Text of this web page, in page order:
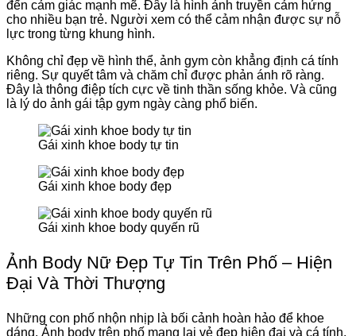
đến cảm giác mạnh mẽ. Đây là hình ảnh truyền cảm hứng
cho nhiều bạn trẻ. Người xem có thể cảm nhận được sự nỗ
lực trong từng khung hình.
Không chỉ đẹp về hình thể, ảnh gym còn khẳng định cá tính
riêng. Sự quyết tâm và chăm chỉ được phản ánh rõ ràng.
Đây là thông điệp tích cực về tinh thần sống khỏe. Và cũng
là lý do ảnh gái tập gym ngày càng phổ biến.
Gái xinh khoe body tự tin
Gái xinh khoe body đẹp
Gái xinh khoe body quyến rũ
Ảnh Body Nữ Đẹp Tự Tin Trên Phố – Hiện
Đại Và Thời Thượng
Những con phố nhộn nhịp là bối cảnh hoàn hảo để khoe
dáng. Ảnh body trên phố mang lại vẻ đẹp hiện đại và cá tính.